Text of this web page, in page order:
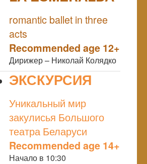
romantic ballet in three
acts
Recommended age 12+
Дирижер – Николай Колядко
ЭКСКУРСИЯ
Уникальный мир
закулисья Большого
театра Беларуси
Recommended age 14+
Начало в 10:30